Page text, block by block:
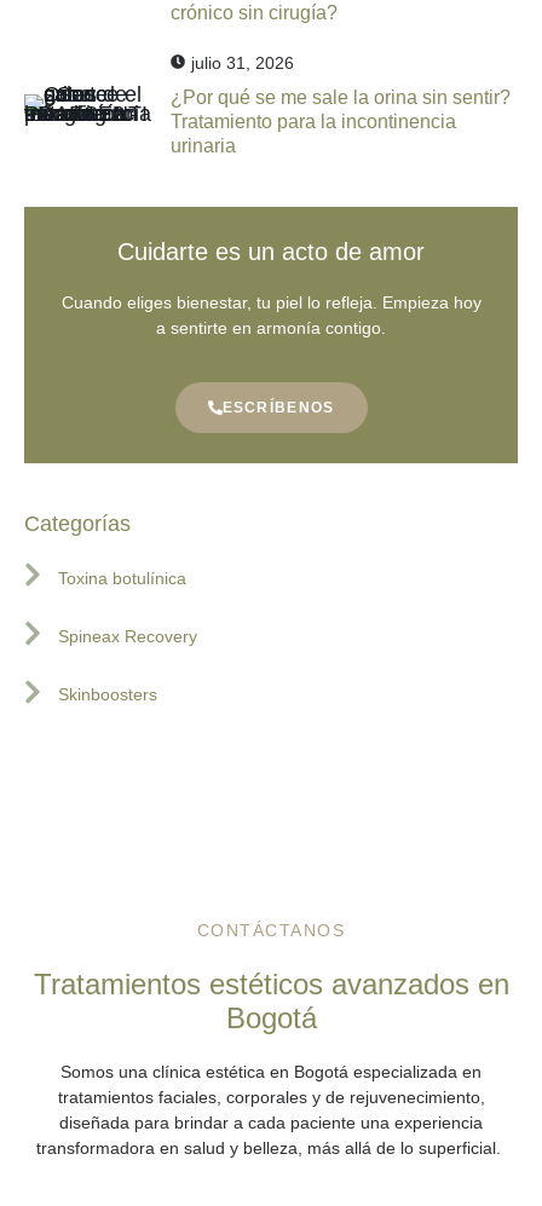
crónico sin cirugía?
julio 31, 2026
¿Por qué se me sale la orina sin sentir?
Tratamiento para la incontinencia
urinaria
Cuidarte es un acto de amor
Cuando eliges bienestar, tu piel lo refleja. Empieza hoy
a sentirte en armonía contigo.
ESCRÍBENOS
Categorías
Toxina botulínica
Spineax Recovery
Skinboosters
CONTÁCTANOS
Tratamientos estéticos avanzados en
Bogotá
Somos una clínica estética en Bogotá especializada en
tratamientos faciales, corporales y de rejuvenecimiento,
diseñada para brindar a cada paciente una experiencia
transformadora en salud y belleza, más allá de lo superficial.